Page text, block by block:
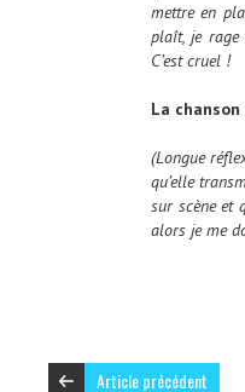
mettre en
plaît, je rage
C’est cruel !
La
(Longue
qu’elle
sur scène et
alors je me
Article précédent